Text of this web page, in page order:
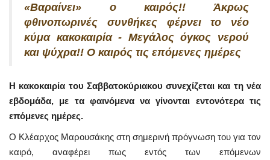
«Βαραίνει» ο καιρός!! Άκρως
φθινοπωρινές συνθήκες φέρνει το νέο
κύμα κακοκαιρία - Μεγάλος όγκος νερού
και ψύχρα!! Ο καιρός τις επόμενες ημέρες
Η κακοκαιρία του Σαββατοκύριακου συνεχίζεται και τη νέα
εβδομάδα, με τα φαινόμενα να γίνονται εντονότερα τις
επόμενες ημέρες.
Ο Κλέαρχος Μαρουσάκης στη σημερινή πρόγνωση του για τον
καιρό, αναφέρει πως εντός των επόμενων